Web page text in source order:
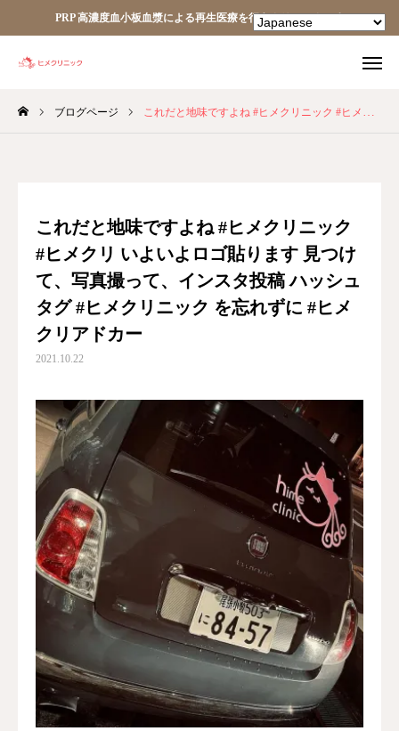
PRP 高濃度血小板血漿による再生医療を行うクリニックです
ブログページ これだと地味ですよね #ヒメクリニック #ヒメクリ いよいよロゴ貼ります 見つけて、写真撮って、インスタ投稿 ハッシュタグ #ヒメクリニック を忘れずに #ヒメクリアドカー
これだと地味ですよね #ヒメクリニック
#ヒメクリ いよいよロゴ貼ります 見つけ
て、写真撮って、インスタ投稿 ハッシュ
タグ #ヒメクリニック を忘れずに #ヒメ
クリアドカー
2021.10.22
TEL facebook
あなたの細胞が、あなたを治す。
ヒメクリニック
ヒメクリニック通信
水曜会
診療案内
Contents
料金
診察予約
第三種再生医療
MAP